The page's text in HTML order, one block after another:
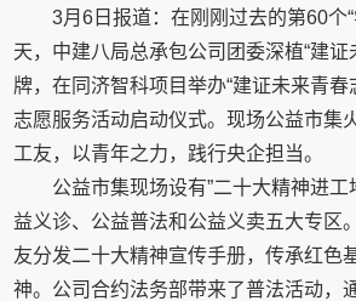
3月6日报道：在刚刚过去的第60个
天，中建八局总承包公司团委深植“建证
牌，在同济智科项目举办“建证未来青春
志愿服务活动启动仪式。现场公益市集
工友，以青年之力，践行央企担当。
公益市集现场设有”二十大精神进工
益义诊、公益普法和公益义卖五大专区
友分发二十大精神宣传手册，传承红色
神。公司合约法务部带来了普法活动，